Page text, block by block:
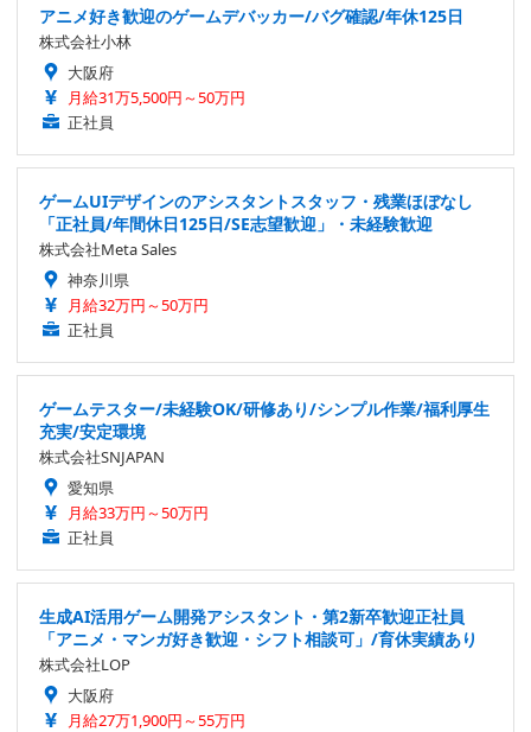
アニメ好き歓迎のゲームデバッカー/バグ確認/年休125日
株式会社小林
大阪府
月給31万5,500円～50万円
正社員
ゲームUIデザインのアシスタントスタッフ・残業ほぼなし
「正社員/年間休日125日/SE志望歓迎」・未経験歓迎
株式会社Meta Sales
神奈川県
月給32万円～50万円
正社員
ゲームテスター/未経験OK/研修あり/シンプル作業/福利厚生
充実/安定環境
株式会社SNJAPAN
愛知県
月給33万円～50万円
正社員
生成AI活用ゲーム開発アシスタント・第2新卒歓迎正社員
「アニメ・マンガ好き歓迎・シフト相談可」/育休実績あり
株式会社LOP
大阪府
月給27万1,900円～55万円